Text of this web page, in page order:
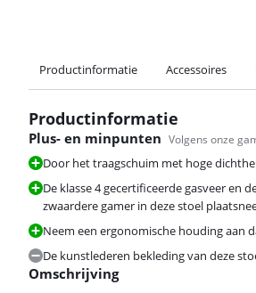
Productinformatie Accessoires
Productinformatie
Plus- en minpunten Volgens onze
Door het traagschuim met hoge
De klasse 4 gecertificeerde gasveer en
zwaardere gamer in deze stoel
Neem een ergonomische houding aan
De kunstlederen bekleding van deze
Omschrijving